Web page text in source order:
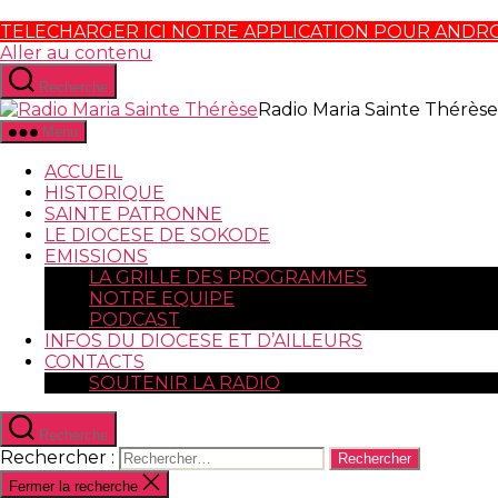
TELECHARGER ICI NOTRE APPLICATION POUR
Aller au contenu
Recherche
Radio Maria Sainte Thérèse
Menu
ACCUEIL
HISTORIQUE
SAINTE PATRONNE
LE DIOCESE DE SOKODE
EMISSIONS
LA GRILLE DES PROGRAMMES
NOTRE EQUIPE
PODCAST
INFOS DU DIOCESE ET D’AILLEURS
CONTACTS
SOUTENIR LA RADIO
Recherche
Rechercher :
Fermer la recherche